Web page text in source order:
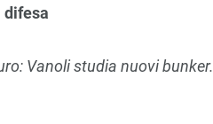
difesa
Vanoli studia nuovi bunker.